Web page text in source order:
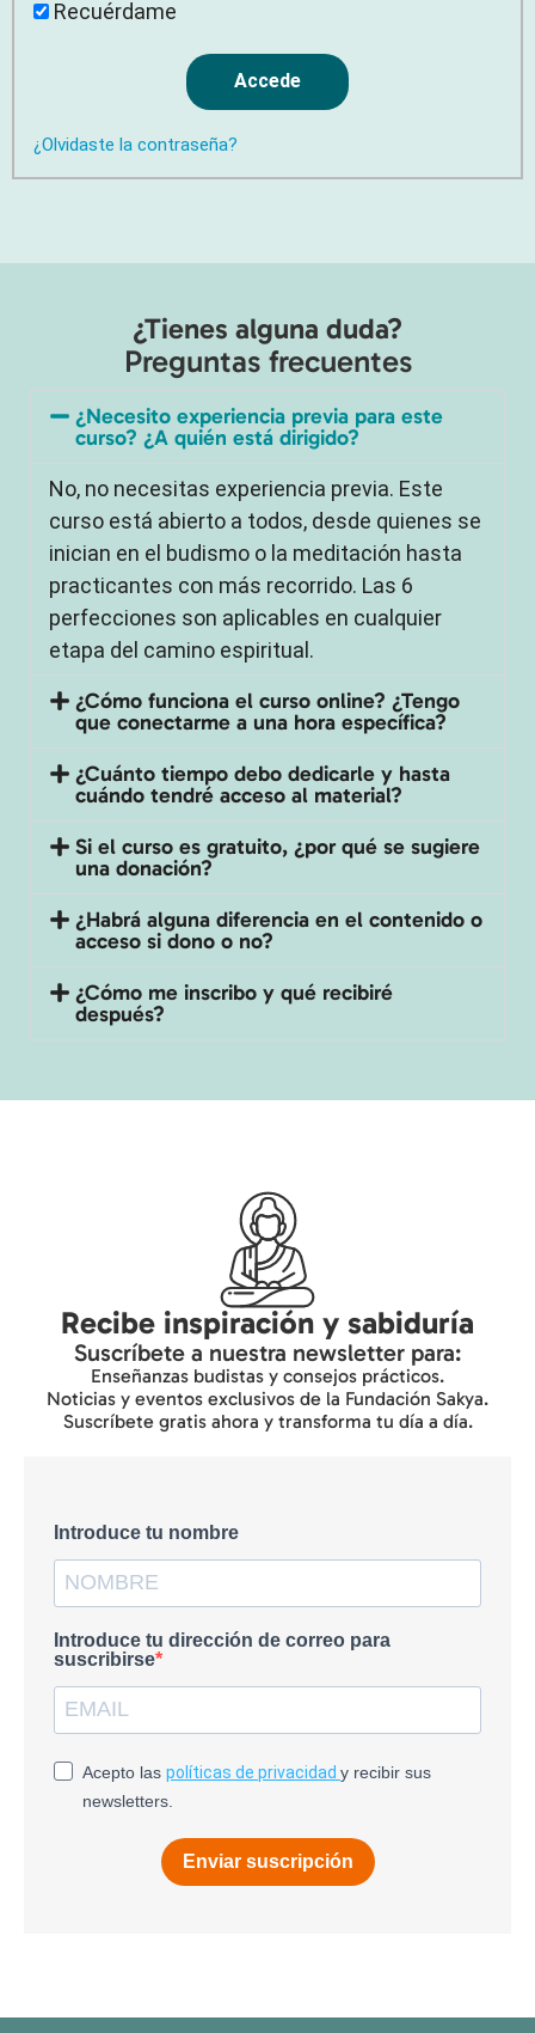
Recuérdame
Accede
¿Olvidaste la contraseña?
¿Tienes alguna duda?
Preguntas frecuentes
¿Necesito experiencia previa para este
curso? ¿A quién está dirigido?
No, no necesitas experiencia previa. Este
curso está abierto a todos, desde quienes se
inician en el budismo o la meditación hasta
practicantes con más recorrido. Las 6
perfecciones son aplicables en cualquier
etapa del camino espiritual.
¿Cómo funciona el curso online? ¿Tengo
que conectarme a una hora específica?
¿Cuánto tiempo debo dedicarle y hasta
cuándo tendré acceso al material?
Si el curso es gratuito, ¿por qué se sugiere
una donación?
¿Habrá alguna diferencia en el contenido o
acceso si dono o no?
¿Cómo me inscribo y qué recibiré
después?
Recibe inspiración y sabiduría
Suscríbete a nuestra newsletter para:
Enseñanzas budistas y consejos prácticos.
Noticias y eventos exclusivos de la Fundación Sakya.
Suscríbete gratis ahora y transforma tu día a día.
Introduce tu nombre
Introduce tu dirección de correo para
suscribirse
Acepto las políticas de privacidad y recibir sus
newsletters.
Enviar suscripción